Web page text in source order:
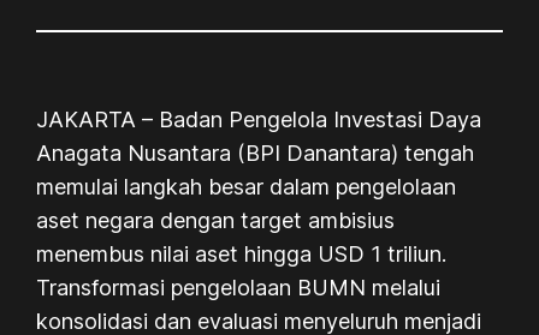
JAKARTA – Badan Pengelola Investasi Daya
Anagata Nusantara (BPI Danantara) tengah
memulai langkah besar dalam pengelolaan
aset negara dengan target ambisius
menembus nilai aset hingga USD 1 triliun.
Transformasi pengelolaan BUMN melalui
konsolidasi dan evaluasi menyeluruh menjadi